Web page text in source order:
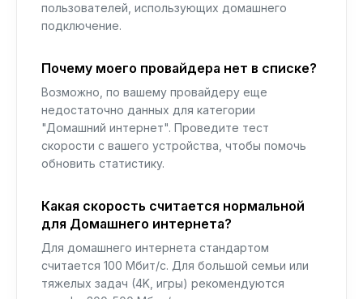
пользователей, использующих домашнего
подключение.
Почему моего провайдера нет в списке?
Возможно, по вашему провайдеру еще
недостаточно данных для категории
"Домашний интернет". Проведите тест
скорости с вашего устройства, чтобы помочь
обновить статистику.
Какая скорость считается нормальной
для Домашнего интернета?
Для домашнего интернета стандартом
считается 100 Мбит/с. Для большой семьи или
тяжелых задач (4K, игры) рекомендуются